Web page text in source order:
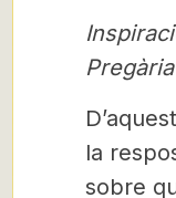
la
sobre